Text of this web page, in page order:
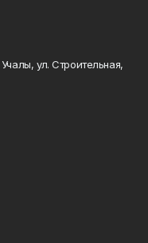
ул. Строительная,